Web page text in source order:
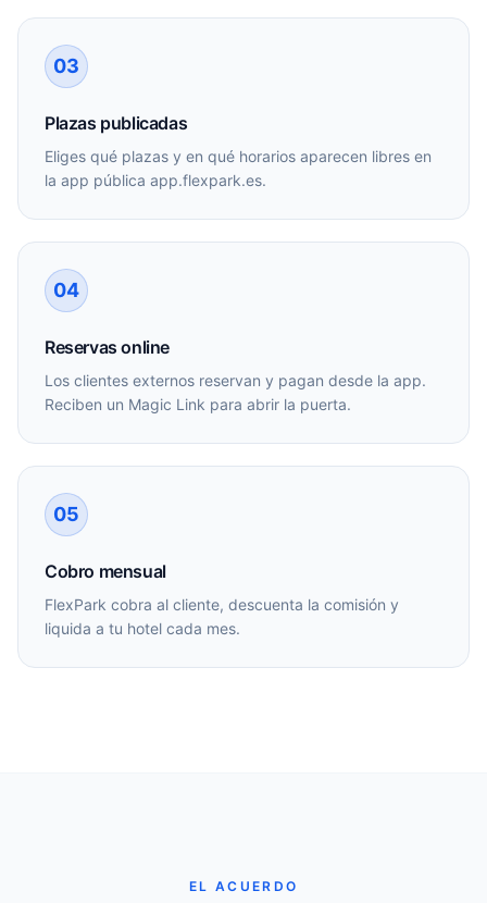
03
Plazas publicadas
Eliges qué plazas y en qué horarios aparecen libres en
la app pública app.flexpark.es.
04
Reservas online
Los clientes externos reservan y pagan desde la app.
Reciben un Magic Link para abrir la puerta.
05
Cobro mensual
FlexPark cobra al cliente, descuenta la comisión y
liquida a tu hotel cada mes.
EL ACUERDO